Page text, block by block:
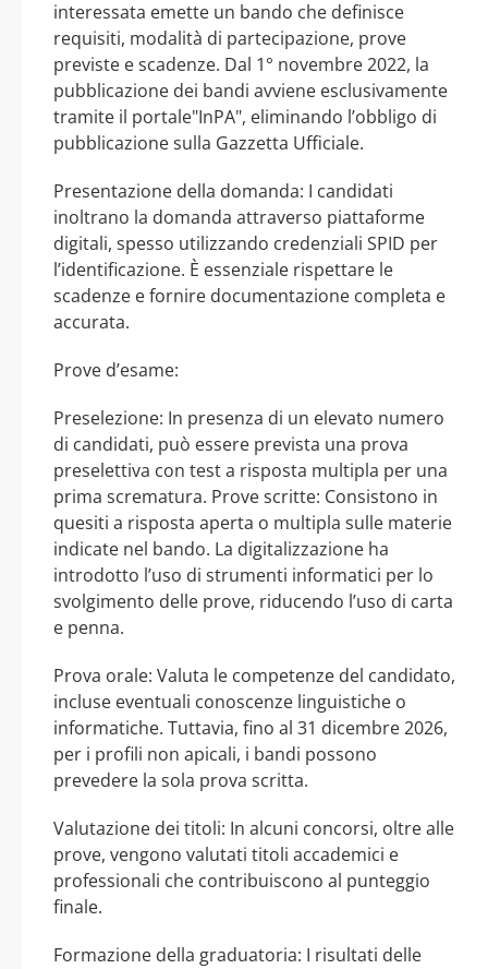
interessata emette un bando che definisce
requisiti, modalità di partecipazione, prove
previste e scadenze. Dal 1° novembre 2022, la
pubblicazione dei bandi avviene esclusivamente
tramite il portale"InPA", eliminando l’obbligo di
pubblicazione sulla Gazzetta Ufficiale.
Presentazione della domanda: I candidati
inoltrano la domanda attraverso piattaforme
digitali, spesso utilizzando credenziali SPID per
l’identificazione. È essenziale rispettare le
scadenze e fornire documentazione completa e
accurata.
Prove d’esame:
Preselezione: In presenza di un elevato numero
di candidati, può essere prevista una prova
preselettiva con test a risposta multipla per una
prima scrematura. Prove scritte: Consistono in
quesiti a risposta aperta o multipla sulle materie
indicate nel bando. La digitalizzazione ha
introdotto l’uso di strumenti informatici per lo
svolgimento delle prove, riducendo l’uso di carta
e penna.
Prova orale: Valuta le competenze del candidato,
incluse eventuali conoscenze linguistiche o
informatiche. Tuttavia, fino al 31 dicembre 2026,
per i profili non apicali, i bandi possono
prevedere la sola prova scritta.
Valutazione dei titoli: In alcuni concorsi, oltre alle
prove, vengono valutati titoli accademici e
professionali che contribuiscono al punteggio
finale.
Formazione della graduatoria: I risultati delle